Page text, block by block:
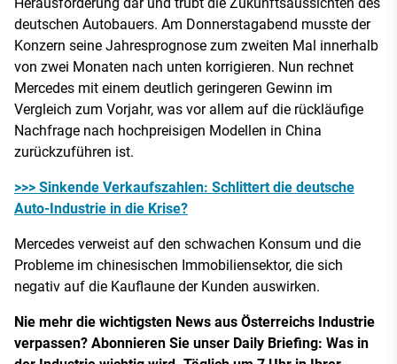
deutschen Autobauers. Am Donnerstagabend musste der
Konzern seine Jahresprognose zum zweiten Mal innerhalb
von zwei Monaten nach unten korrigieren. Nun rechnet
Mercedes mit einem deutlich geringeren Gewinn im
Vergleich zum Vorjahr, was vor allem auf die rückläufige
Nachfrage nach hochpreisigen Modellen in China
zurückzuführen ist.
>>> Sinkende Verkaufszahlen: Schlittert die deutsche
Auto-Industrie in die Krise?
Mercedes verweist auf den schwachen Konsum und die
Probleme im chinesischen Immobiliensektor, die sich
negativ auf die Kauflaune der Kunden auswirken.
Nie mehr die wichtigsten News aus Österreichs Industrie
verpassen? Abonnieren Sie unser Daily Briefing: Was in